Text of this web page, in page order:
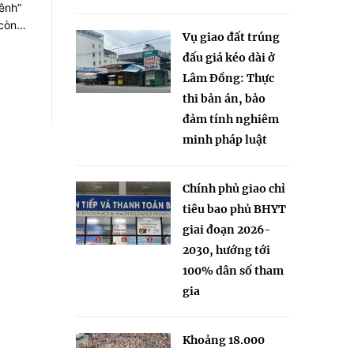
Vụ giao đất trúng
đấu giá kéo dài ở
Lâm Đồng: Thực
thi bản án, bảo
đảm tính nghiêm
minh pháp luật
Chính phủ giao chỉ
tiêu bao phủ BHYT
giai đoạn 2026-
2030, hướng tới
100% dân số tham
gia
Khoảng 18.000